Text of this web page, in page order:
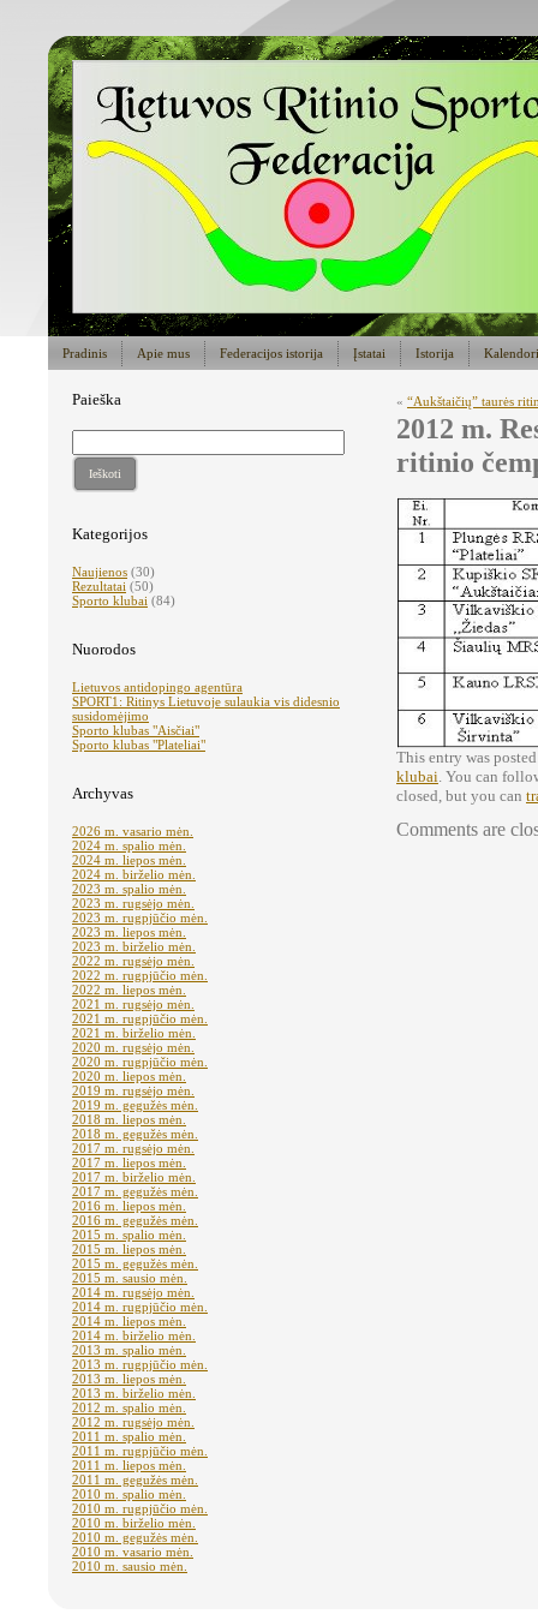
Pradinis Apie mus Federacijos istorija Įstatai Istorija
Paieška
Ieškoti
Kategorijos
Naujienos (30)
Rezultatai (50)
Sporto klubai (84)
Nuorodos
Lietuvos antidopingo agentūra
SPORT1: Ritinys Lietuvoje sulaukia vis didesnio
susidomėjimo
Sporto klubas "Aisčiai"
Sporto klubas "Plateliai"
Archyvas
2026 m. vasario mėn.
2024 m. spalio mėn.
2024 m. liepos mėn.
2024 m. birželio mėn.
2023 m. spalio mėn.
2023 m. rugsėjo mėn.
2023 m. rugpjūčio mėn.
2023 m. liepos mėn.
2023 m. birželio mėn.
2022 m. rugsėjo mėn.
2022 m. rugpjūčio mėn.
2022 m. liepos mėn.
2021 m. rugsėjo mėn.
2021 m. rugpjūčio mėn.
2021 m. birželio mėn.
2020 m. rugsėjo mėn.
2020 m. rugpjūčio mėn.
2020 m. liepos mėn.
2019 m. rugsėjo mėn.
2019 m. gegužės mėn.
2018 m. liepos mėn.
2018 m. gegužės mėn.
2017 m. rugsėjo mėn.
2017 m. liepos mėn.
2017 m. birželio mėn.
2017 m. gegužės mėn.
2016 m. liepos mėn.
2016 m. gegužės mėn.
2015 m. spalio mėn.
2015 m. liepos mėn.
2015 m. gegužės mėn.
2015 m. sausio mėn.
2014 m. rugsėjo mėn.
2014 m. rugpjūčio mėn.
2014 m. liepos mėn.
2014 m. birželio mėn.
2013 m. spalio mėn.
2013 m. rugpjūčio mėn.
2013 m. liepos mėn.
2013 m. birželio mėn.
2012 m. spalio mėn.
2012 m. rugsėjo mėn.
2011 m. spalio mėn.
2011 m. rugpjūčio mėn.
2011 m. liepos mėn.
2011 m. gegužės mėn.
2010 m. spalio mėn.
2010 m. rugpjūčio mėn.
2010 m. birželio mėn.
2010 m. gegužės mėn.
2010 m. vasario mėn.
2010 m. sausio mėn.
« “Aukštaičių” taurės
2012 m.
ritinio
This entry was
klubai . You can
closed, but you can
Comments are